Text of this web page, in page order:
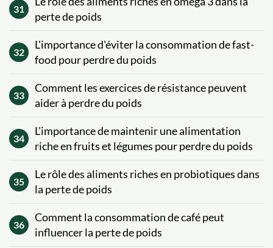
31
perte de poids
32
L'importance d'éviter la consommation de fast-
food pour perdre du poids
33
Comment les exercices de résistance peuvent
aider à perdre du poids
34
L'importance de maintenir une alimentation
riche en fruits et légumes pour perdre du poids
35
Le rôle des aliments riches en probiotiques dans
la perte de poids
36
Comment la consommation de café peut
influencer la perte de poids